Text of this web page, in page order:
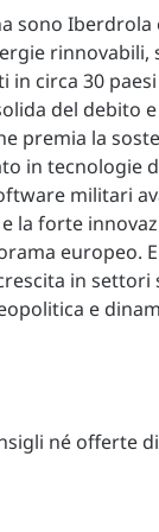
sono Iberdrola
rinnovabili,
circa 30
del debito
premia la
in tecnologie
militari
la forte
europeo.
in
e
né offerte